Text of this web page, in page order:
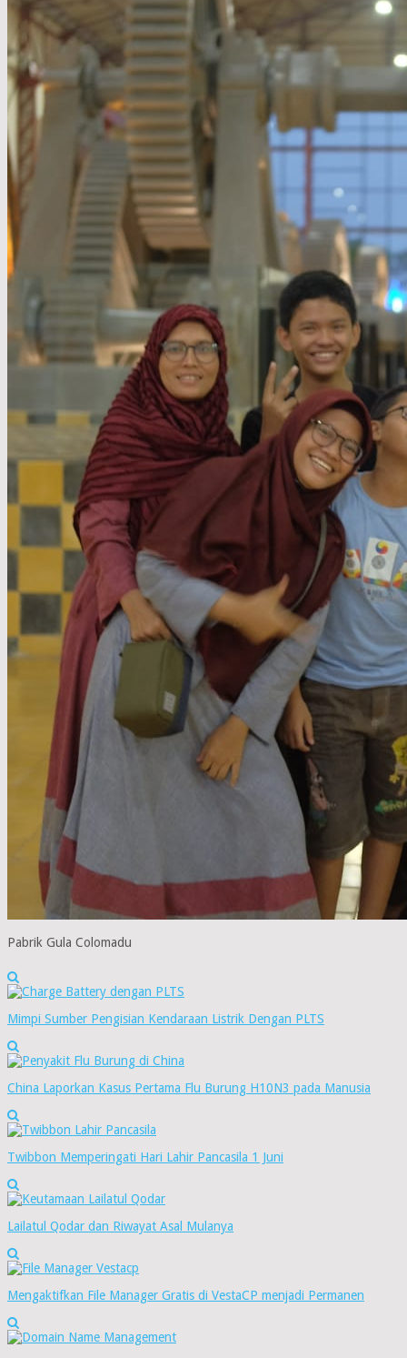
Pabrik Gula Colomadu
Mimpi Sumber Pengisian Kendaraan Listrik Dengan PLTS
China Laporkan Kasus Pertama Flu Burung H10N3 pada Manusia
Twibbon Memperingati Hari Lahir Pancasila 1 Juni
Lailatul Qodar dan Riwayat Asal Mulanya
Mengaktifkan File Manager Gratis di VestaCP menjadi Permanen